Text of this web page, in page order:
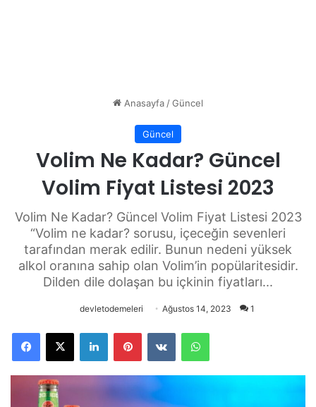
Anasayfa/Güncel
Güncel
Volim Ne Kadar? Güncel
Volim Fiyat Listesi 2023
Volim Ne Kadar? Güncel Volim Fiyat Listesi 2023
“Volim ne kadar? sorusu, içeceğin sevenleri
tarafından merak edilir. Bunun nedeni yüksek
alkol oranına sahip olan Volim’in popülaritesidir.
Dilden dile dolaşan bu içkinin fiyatları...
devletodemeleri Ağustos 14, 2023 1